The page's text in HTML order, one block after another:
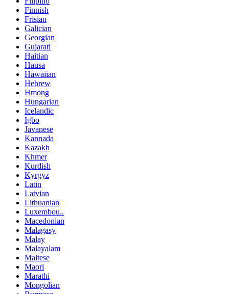
Finnish
Frisian
Galician
Georgian
Gujarati
Haitian
Hausa
Hawaiian
Hebrew
Hmong
Hungarian
Icelandic
Igbo
Javanese
Kannada
Kazakh
Khmer
Kurdish
Kyrgyz
Latin
Latvian
Lithuanian
Luxembou..
Macedonian
Malagasy
Malay
Malayalam
Maltese
Maori
Marathi
Mongolian